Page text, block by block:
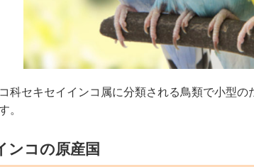
科セキセイインコ属に分類される鳥類で小型
。
ンコの原産国